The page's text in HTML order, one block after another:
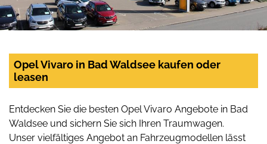
Opel Vivaro in Bad Waldsee kaufen oder
leasen
Entdecken Sie die besten Opel Vivaro Angebote in Bad
Waldsee und sichern Sie sich Ihren Traumwagen.
Unser vielfältiges Angebot an Fahrzeugmodellen lässt